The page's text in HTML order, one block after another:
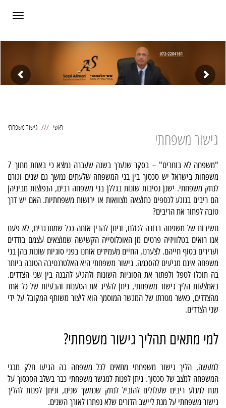
ראשי גישור משפחתי
גישור משפחתי
"משפחה לא בוחרים" – בסקר שנערך בשנה שעברה נמצא כי באחת מתוך 7
משפחות בישראל יש סכסוך בין בני המשפחה שלעתים נמשך גם שנים וגורם
לנתק משפחתי. ישנן נסיבות שונות בגללן בני משפחה רבים, הנפוצות מביניהן
הם ריבים בנוגע לכספים כתוצאה מצוואות או ירושות משפחתיות. האם יש דרך
טובה לפתור את הריבים?
חשיבות של משפחה ברורה לכולם, וניתן להבין אותה ככל שמתבגרים, לא פעם
אנו רואים בטלוויזיה פרטים מן האוכלוסייה הקשישה שמוצאים עצמם בודדים
וערירים בסוף חייהם. לצערנו, החיים מעמידים אותנו בפני סוגיות שונות בהן בני
משפחה אינם מגיעים להסכמה. גישור משפחתי היא האלטרנטיבה הטובה ביותר
בה תוכלו לטפל ולפתור את הסוגיות השונות ולהגיע להבנה בין שני הצדדים.
באמצעות הליך גישור משפחתי, ניתן להציג את הטענות והבעיות של כל אחד
מהצדדים, כאשר מטרתו של המגשר המוסמך הוא ליצור משותף המקובל על ידי
שני הצדדים.
למי מתאים תהליך גישור משפחתי?
למעשה, הליך גישור משפחתי מתאים לכל משפחה בה הגיעו חלק מבני
המשפחה למצב של סכסוך. ניתן לפנות למגשר משפחתי כבר בשלב הסכסוך על
מנת למנוע ריבים שעלולים להוביל לנתק שנמשך שנים, וניתן לפנות להליך
גישור משפחתי על מנת ליישב הדורים שלא נפתרו לאורך השנים.